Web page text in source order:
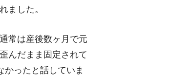
ました。
常は産後数ヶ月で元
んだまま固定されて
かったと話していま